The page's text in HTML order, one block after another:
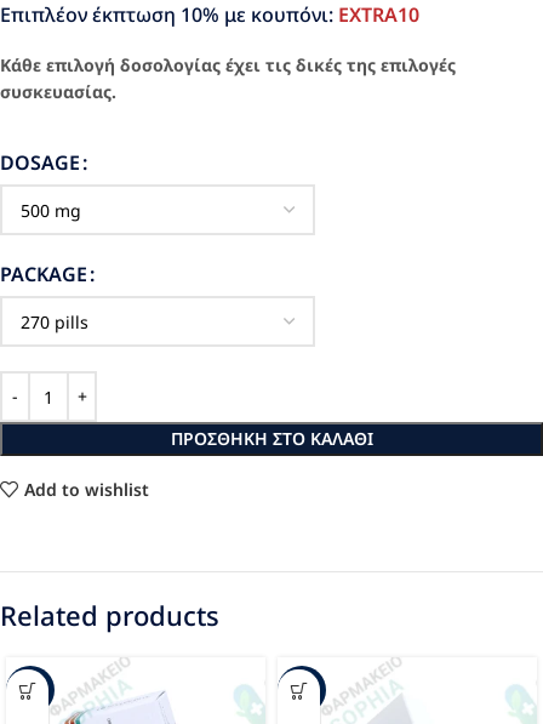
Επιπλέον έκπτωση 10% με κουπόνι: EXTRA10
Κάθε επιλογή δοσολογίας έχει τις δικές της επιλογές
συσκευασίας.
DOSAGE
PACKAGE
ΠΡΟΣΘΉΚΗ ΣΤΟ ΚΑΛΆΘΙ
Add to wishlist
Related products
-34% -40%